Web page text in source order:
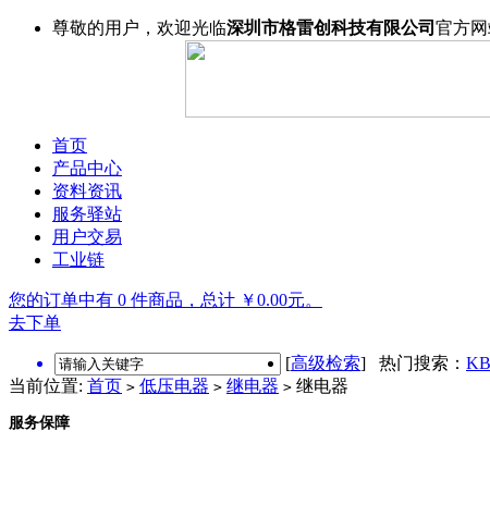
尊敬的用户，欢迎光临深圳市格雷创科技有限公司 官方
首页
产品中心
资料资讯
服务驿站
用户交易
工业链
您的订单中有 0 件商品，总计 ￥0.00元。
去下单
[高级检索] 热门搜索：
当前位置: 首页 > 低压电器 > 继电器 > 继电器
服务保障